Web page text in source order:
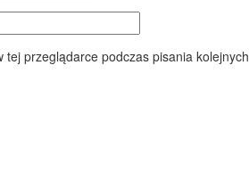
tej przeglądarce podczas pisania kolejnych